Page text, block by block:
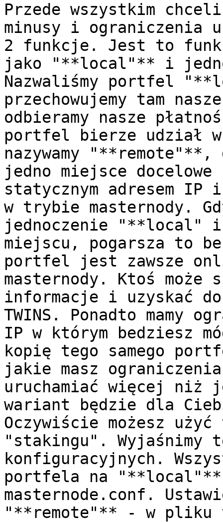
Przede wszystkim
minusy i ograniczenia
2 funkcje. Jest to
jako "**local"** i
Nazwaliśmy portfel
przechowujemy tam
odbieramy nasze
portfel bierze udział
nazywamy
jedno miejsce
statycznym adresem IP
w trybie masternody.
jednoczenie "**local" i
miejscu, pogarsza to
portfel jest zawsze
masternody. Ktoś może
informacje i uzyskać
TWINS. Ponadto mamy
IP w którym bedziesz
kopię tego samego
jakie masz
uruchamiać więcej niż
wariant będzie dla
Oczywiście możesz
"stakingu". Wyjaśnimy
konfiguracyjnych.
portfela na
masternode.conf.
"**remote"** - w pliku